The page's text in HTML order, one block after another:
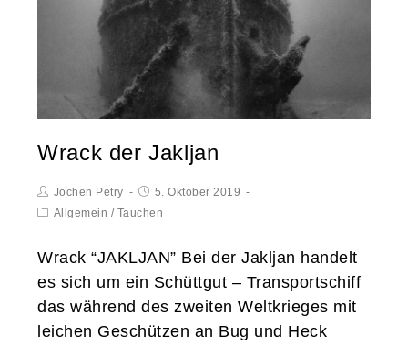
Wrack der Jakljan
Jochen Petry
5. Oktober 2019
Allgemein / Tauchen
Wrack “JAKLJAN” Bei der Jakljan handelt
es sich um ein Schüttgut – Transportschiff
das während des zweiten Weltkrieges mit
leichen Geschützen an Bug und Heck